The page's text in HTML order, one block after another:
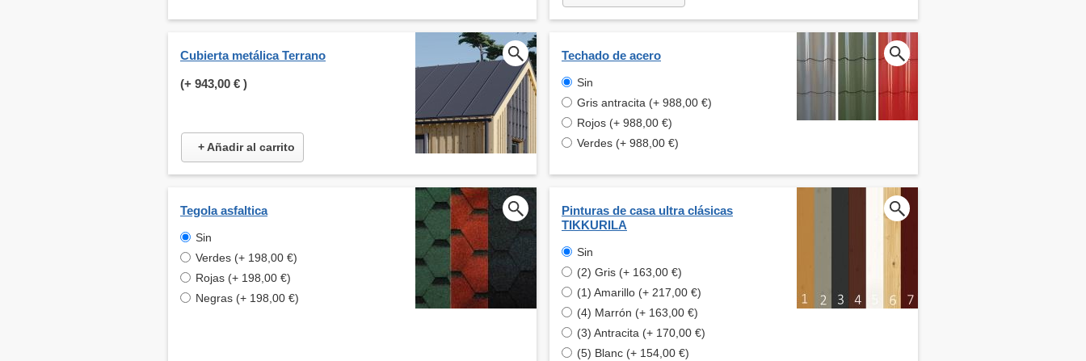
Cubierta metálica Terrano
(+ 943,00 € )
+ Añadir al carrito
Techado de acero
Sin
Gris antracita (+ 988,00 €)
Rojos (+ 988,00 €)
Verdes (+ 988,00 €)
Tegola asfaltica
Sin
Verdes (+ 198,00 €)
Rojas (+ 198,00 €)
Negras (+ 198,00 €)
Pinturas de casa ultra clásicas
TIKKURILA
Sin
(2) Gris (+ 163,00 €)
(1) Amarillo (+ 217,00 €)
(4) Marrón (+ 163,00 €)
(3) Antracita (+ 170,00 €)
(5) Blanc (+ 154,00 €)